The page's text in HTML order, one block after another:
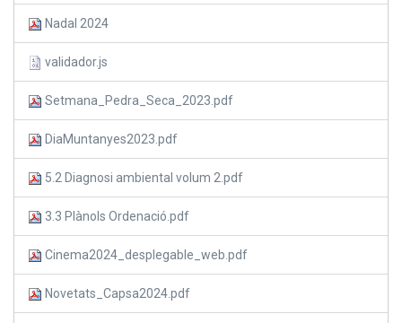
Nadal 2024
validador.js
Setmana_Pedra_Seca_2023.pdf
DiaMuntanyes2023.pdf
5.2 Diagnosi ambiental volum 2.pdf
3.3 Plànols Ordenació.pdf
Cinema2024_desplegable_web.pdf
Novetats_Capsa2024.pdf